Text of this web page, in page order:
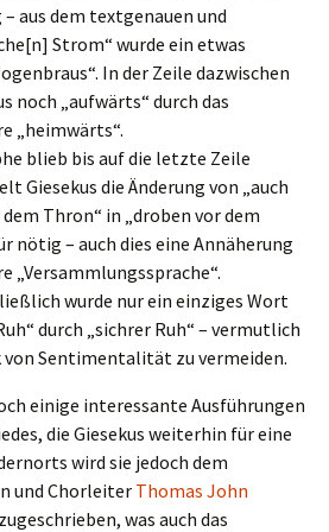
aus dem textgenauen und
Strom“ wurde ein etwas
In der Zeile dazwischen
noch „aufwärts“ durch das
„heimwärts“.
blieb bis auf die letzte Zeile
Giesekus die Änderung von „auch
Thron“ in „droben vor dem
nötig – auch dies eine Annäherung
„Versammlungssprache“.
wurde nur ein einziges Wort
durch „sichrer Ruh“ – vermutlich
von Sentimentalität zu vermeiden.
einige interessante Ausführungen
die Giesekus weiterhin für eine
wird sie jedoch dem
und Chorleiter Thomas John
was auch das